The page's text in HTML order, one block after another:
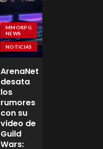
MMORPG
NEWS
NOTICIAS
ArenaNet
desata
los
rumores
con su
video de
Guild
Wars: